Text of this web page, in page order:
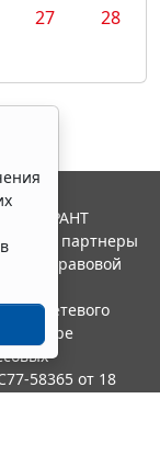
27
28
ГАРАНТ
и ее партнеры
правовой
сетевого
в сфере
58365 от 18